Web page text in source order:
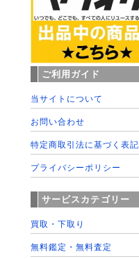
ご利用ガイド
当サイトについて
お問い合わせ
特定商取引法に基づく表記
プライバシーポリシー
サービスカテゴリー
買取・下取り
無料鑑定・無料査定